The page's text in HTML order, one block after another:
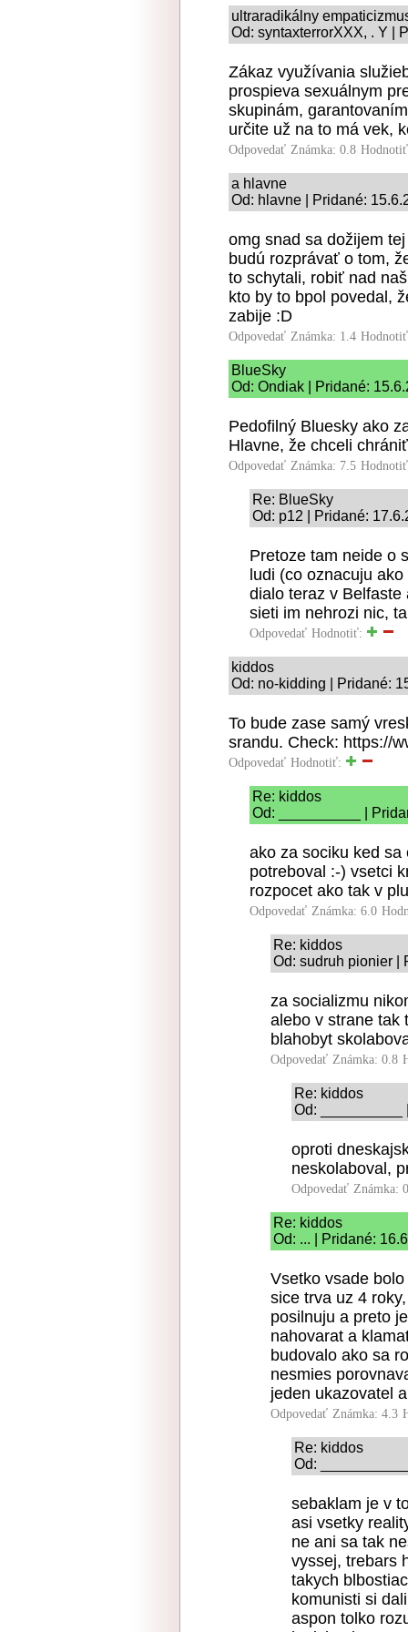
ultraradikálny
Od: syntaxterrorXXX, . Y |
Zákaz využívania
prospieva sexuálnym
skupinám,
určite už na to má vek,
Odpovedať Známka: 0.8
a hlavne
Od: hlavne | Pridané:
omg snad sa dožijem
budú rozprávať o tom,
to schytali, robiť nad
kto by to bpol povedal,
zabije :D
Odpovedať Známka: 1.4
BlueSky
Od: Ondiak | Pridané:
Pedofilný Bluesky ako
Hlavne, že chceli
Odpovedať Známka: 7.5
Re: BlueSky
Od: p12 | Pridané:
Pretoze tam neide o
ludi (co oznacuju
dialo teraz v
sieti im nehrozi nic,
Odpovedať Hodnotiť:
kiddos
Od: no-kidding | Pridané:
To bude zase samý
srandu. Check: https://
Odpovedať Hodnotiť:
Re: kiddos
Od: __________ |
ako za sociku ked
potreboval :-) vsetci
rozpocet ako tak v
Odpovedať Známka: 6.0
Re: kiddos
Od: sudruh pionier |
za socializmu
alebo v strane tak
blahobyt
Odpovedať Známka: 0.8
Re: kiddos
Od: __________
oproti
neskolaboval,
Odpovedať Známka:
Re: kiddos
Od: ... | Pridané:
Vsetko vsade
sice trva uz 4
posilnuju a preto
nahovarat a
budovalo ako sa
nesmies
jeden ukazovatel
Odpovedať Známka: 4.3
Re: kiddos
Od:
sebaklam je v
asi vsetky
ne ani sa tak
vyssej, trebars
takych
komunisti si
aspon tolko